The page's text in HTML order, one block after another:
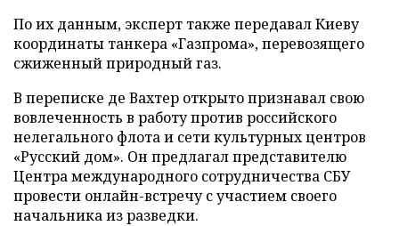
По их данным, эксперт также передавал Киеву
координаты танкера «Газпрома», перевозящего
сжиженный природный газ.
В переписке де Вахтер открыто признавал свою
вовлеченность в работу против российского
нелегального флота и сети культурных центров
«Русский дом». Он предлагал представителю
Центра международного сотрудничества СБУ
провести онлайн-встречу с участием своего
начальника из разведки.